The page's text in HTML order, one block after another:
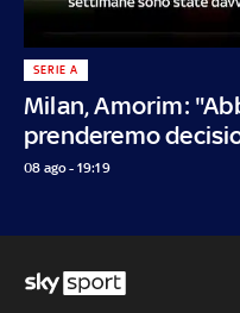
Milan, Amorim:
prenderemo
SERIE A
08 ago - 19:19